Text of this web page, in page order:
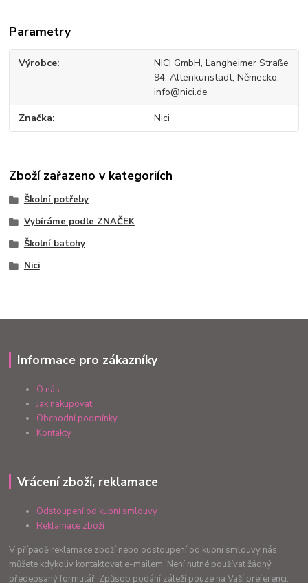
Parametry
Výrobce
NICI GmbH, Langheimer Straße
94, Altenkunstadt, Německo,
info@nici.de
Značka Nici
Zboží zařazeno v kategoriích
Školní potřeby
Vybíráme podle ZNAČEK
Školní batohy
Nici
Informace pro zákazníky
O nás
Jak nakupovat
Obchodní podmínky
Kontakty
Vrácení zboží, reklamace
Odstoupení od kupní smlouvy
Reklamace zboží
V případě reklamace zboží nebo odstoupení od kupní smlouvy nás
můžete kdykoliv kontaktovat e-mailem. Není nutné používat žádný
předepsaný formulář. Způsob podání záleží pouze na Vaší preferenci.